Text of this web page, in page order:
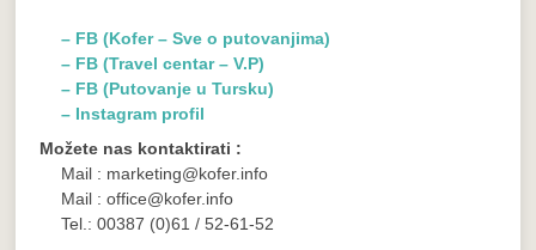
– FB (Kofer – Sve o putovanjima)
– FB (Travel centar – V.P)
– FB (Putovanje u Tursku)
– Instagram profil
Možete nas kontaktirati :
Mail : marketing@kofer.info
Mail : office@kofer.info
Tel.: 00387 (0)61 / 52-61-52